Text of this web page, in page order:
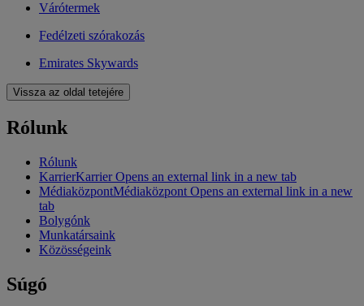
Várótermek
Fedélzeti szórakozás
Emirates Skywards
Vissza az oldal tetejére
Rólunk
Rólunk
KarrierKarrier Opens an external link in a new tab
MédiaközpontMédiaközpont Opens an external link in a new
tab
Bolygónk
Munkatársaink
Közösségeink
Súgó